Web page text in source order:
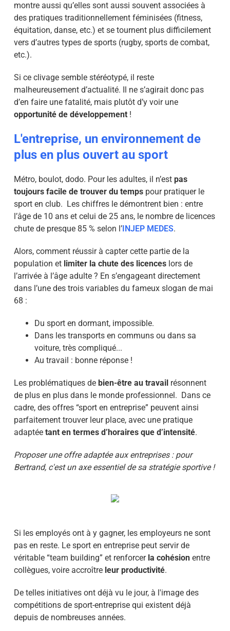
montre aussi qu’elles sont aussi souvent associées à
des pratiques traditionnellement féminisées (fitness,
équitation, danse, etc.) et se tournent plus difficilement
vers d’autres types de sports (rugby, sports de combat,
etc.).
Si ce clivage semble stéréotypé, il reste
malheureusement d’actualité. Il ne s’agirait donc pas
d’en faire une fatalité, mais plutôt d’y voir une
opportunité de développement !
L'entreprise, un environnement de
plus en plus ouvert au sport
Métro, boulot, dodo. Pour les adultes, il n’est pas
toujours facile de trouver du tempspour pratiquer le
sport en club. Les chiffres le démontrent bien : entre
l’âge de 10 ans et celui de 25 ans, le nombre de licences
chute de presque 85 % selon l’INJEP MEDES.
Alors, comment réussir à capter cette partie de la
population et limiter la chute des licenceslors de
l’arrivée à l’âge adulte ? En s’engageant directement
dans l’une des trois variables du fameux slogan de mai
68 :
Du sport en dormant, impossible.
Dans les transports en communs ou dans sa
voiture, très compliqué...
Au travail : bonne réponse !
Les problématiques de bien-être au travailrésonnent
de plus en plus dans le monde professionnel. Dans ce
cadre, des offres “sport en entreprise” peuvent ainsi
parfaitement trouver leur place, avec une pratique
adaptée tant en termes d’horaires que d’intensité.
Proposer une offre adaptée aux entreprises : pour
Bertrand, c'est un axe essentiel de sa stratégie sportive !
Si les employés ont à y gagner, les employeurs ne sont
pas en reste. Le sport en entreprise peut servir de
véritable “team building” et renforcer la cohésionentre
collègues, voire accroître leur productivité.
De telles initiatives ont déjà vu le jour, à l'image des
compétitions de sport-entreprise qui existent déjà
depuis de nombreuses années.